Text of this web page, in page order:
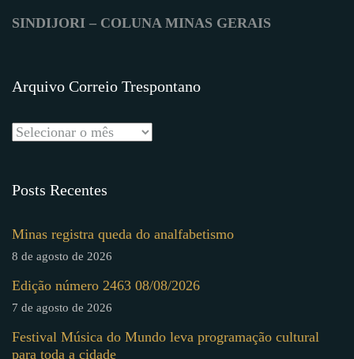
SINDIJORI – COLUNA MINAS GERAIS
Arquivo Correio Trespontano
Posts Recentes
Minas registra queda do analfabetismo
8 de agosto de 2026
Edição número 2463 08/08/2026
7 de agosto de 2026
Festival Música do Mundo leva programação cultural
para toda a cidade